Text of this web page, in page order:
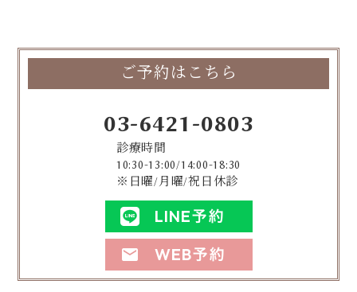
ご予約はこちら
03-6421-0803
診療時間
10:30-13:00/14:00-18:30
※日曜/月曜/祝日休診
LINE予約
mail WEB予約